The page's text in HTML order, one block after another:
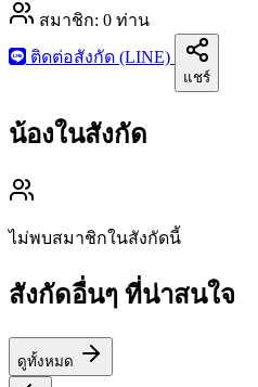
สมาชิก: 0 ท่าน
ติดต่อสังกัด (LINE)
แชร์
น้องในสังกัด
ไม่พบสมาชิกในสังกัดนี้
สังกัดอื่นๆ ที่น่าสนใจ
ดูทั้งหมด